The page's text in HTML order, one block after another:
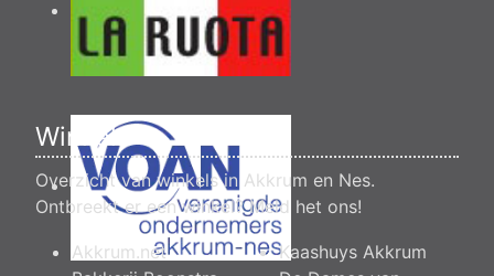
Winkels
Overzicht van winkels in Akkrum en Nes.
Ontbreekt er een winkel?Meld het ons!
Akkrum.net
Kaashuys Akkrum